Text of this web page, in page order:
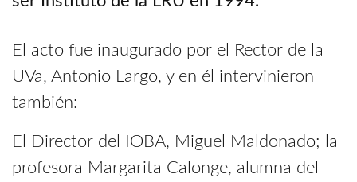
El acto fue inaugurado por el Rector de la
UVa, Antonio Largo, y en él intervinieron
también:
El Director del IOBA, Miguel Maldonado; la
profesora Margarita Calonge, alumna del